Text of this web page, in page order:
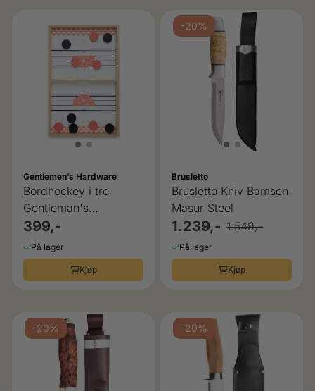
Gentlemen’s Hardware
Bordhockey i tre
Gentleman's
Hardware
399,-
På lager
Kjøp
-20%
Brusletto
Brusletto Kniv Bamsen
Masur Steel
1.239,- 1.549,-
På lager
Kjøp
-20% -20%